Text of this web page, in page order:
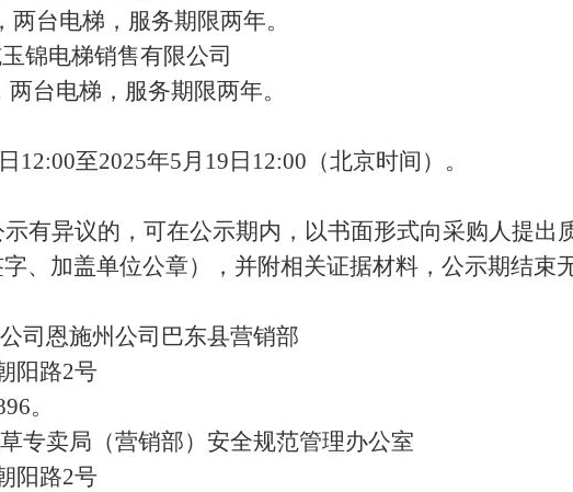
两台电梯，服务期限两年。
锦电梯销售有限公司
两台电梯，服务期限两年。
日 12:00至2025年5月 19 日 12:00 （北京时间）。
有异议的，可在公示期内，以书面形式向采购人提出
、加盖单位公章），并附相关证据材料，公示期结束
司恩施州公司巴东县营销部
阳路2号
。
专卖局（营销部）安全规范管理办公室
阳路2号